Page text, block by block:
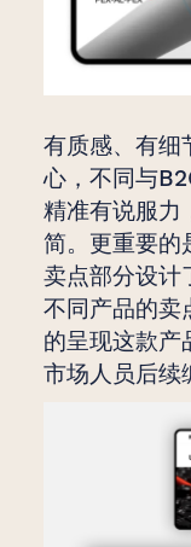
有质感、有细
心，不同与
精准有说服力
简。更重要的
卖点部分设计
不同产品的卖
的呈现这款产
市场人员后续